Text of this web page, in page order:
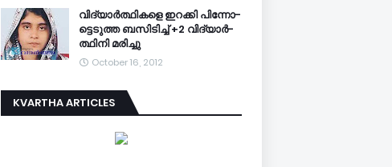
വി­ദ്യാര്‍­ത്ഥിക­ളെ ഇറ­ക്കി പി­ന്നോ­
ട്ടെ­ടുത്ത ബ­സി­ടി­ച്ച് +2 വി­ദ്യാര്‍­
ത്ഥിനി മ­രി­ച്ചു
October 16, 2012
KVARTHA ARTICLES